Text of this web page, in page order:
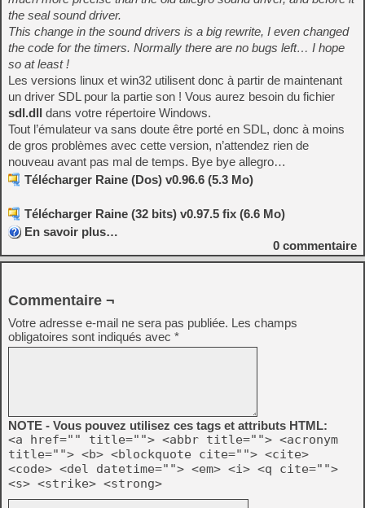
the seal sound driver.
This change in the sound drivers is a big rewrite, I even changed
the code for the timers. Normally there are no bugs left… I hope
so at least !
Les versions linux et win32 utilisent donc à partir de maintenant
un driver SDL pour la partie son ! Vous aurez besoin du fichier
sdl.dll dans votre répertoire Windows.
Tout l’émulateur va sans doute être porté en SDL, donc à moins
de gros problèmes avec cette version, n’attendez rien de
nouveau avant pas mal de temps. Bye bye allegro…
Télécharger Raine (Dos) v0.96.6 (5.3 Mo)
Télécharger Raine (32 bits) v0.97.5 fix (6.6 Mo)
En savoir plus…
0 commentaire
Commentaire ¬
Votre adresse e-mail ne sera pas publiée. Les champs
obligatoires sont indiqués avec *
NOTE - Vous pouvez utilisez ces tags et attributs HTML:
<a href="" title=""> <abbr title=""> <acronym
title=""> <b> <blockquote cite=""> <cite>
<code> <del datetime=""> <em> <i> <q cite="">
<s> <strike> <strong>